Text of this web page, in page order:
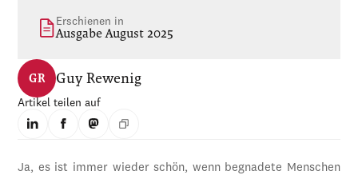
Erschienen in
Ausgabe August 2025
GR Guy Rewenig
Artikel teilen auf
Ja, es ist immer wieder schön, wenn begnadete Menschen